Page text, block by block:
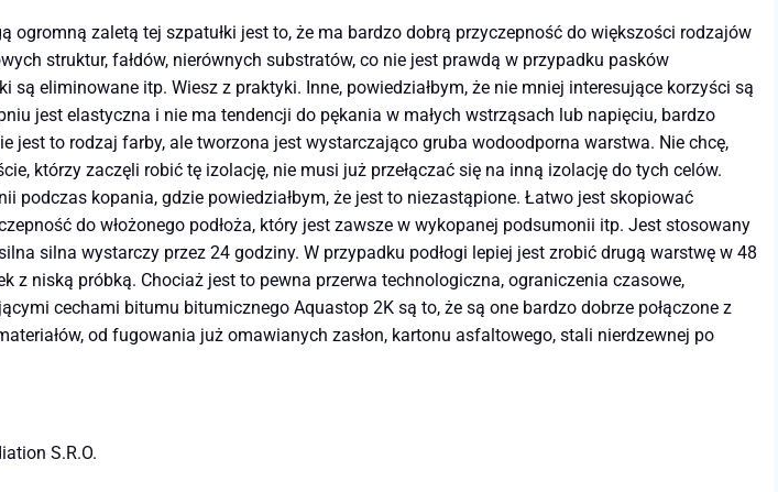
ogromną zaletą tej szpatułki jest to, że ma bardzo dobrą przyczepność do większości rodzajów
struktur, fałdów, nierównych substratów, co nie jest prawdą w przypadku pasków
eliminowane itp. Wiesz z praktyki. Inne, powiedziałbym, że nie mniej interesujące korzyści są
jest elastyczna i nie ma tendencji do pękania w małych wstrząsach lub napięciu, bardzo
jest to rodzaj farby, ale tworzona jest wystarczająco gruba wodoodporna warstwa. Nie chcę,
którzy zaczęli robić tę izolację, nie musi już przełączać się na inną izolację do tych celów.
podczas kopania, gdzie powiedziałbym, że jest to niezastąpione. Łatwo jest skopiować
do włożonego podłoża, który jest zawsze w wykopanej podsumonii itp. Jest stosowany
silna wystarczy przez 24 godziny. W przypadku podłogi lepiej jest zrobić drugą warstwę w 48
z niską próbką. Chociaż jest to pewna przerwa technologiczna, ograniczenia czasowe,
cechami bitumu bitumicznego Aquastop 2K są to, że są one bardzo dobrze połączone z
od fugowania już omawianych zasłon, kartonu asfaltowego, stali nierdzewnej po
S.R.O.